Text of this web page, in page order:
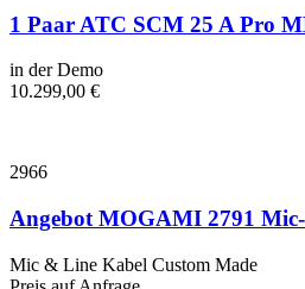
1 Paar ATC SCM 25 A Pro
in der Demo
10.299,00 €
2966
Angebot MOGAMI 2791
Mic & Line Kabel Custom Made